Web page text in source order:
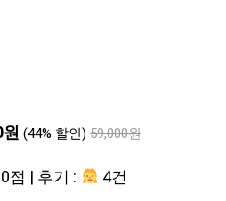
(44% 할인) 59,000원
점 | 후기 : 4건